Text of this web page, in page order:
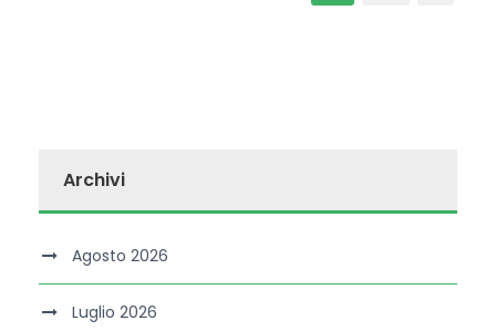
Archivi
Agosto 2026
Luglio 2026